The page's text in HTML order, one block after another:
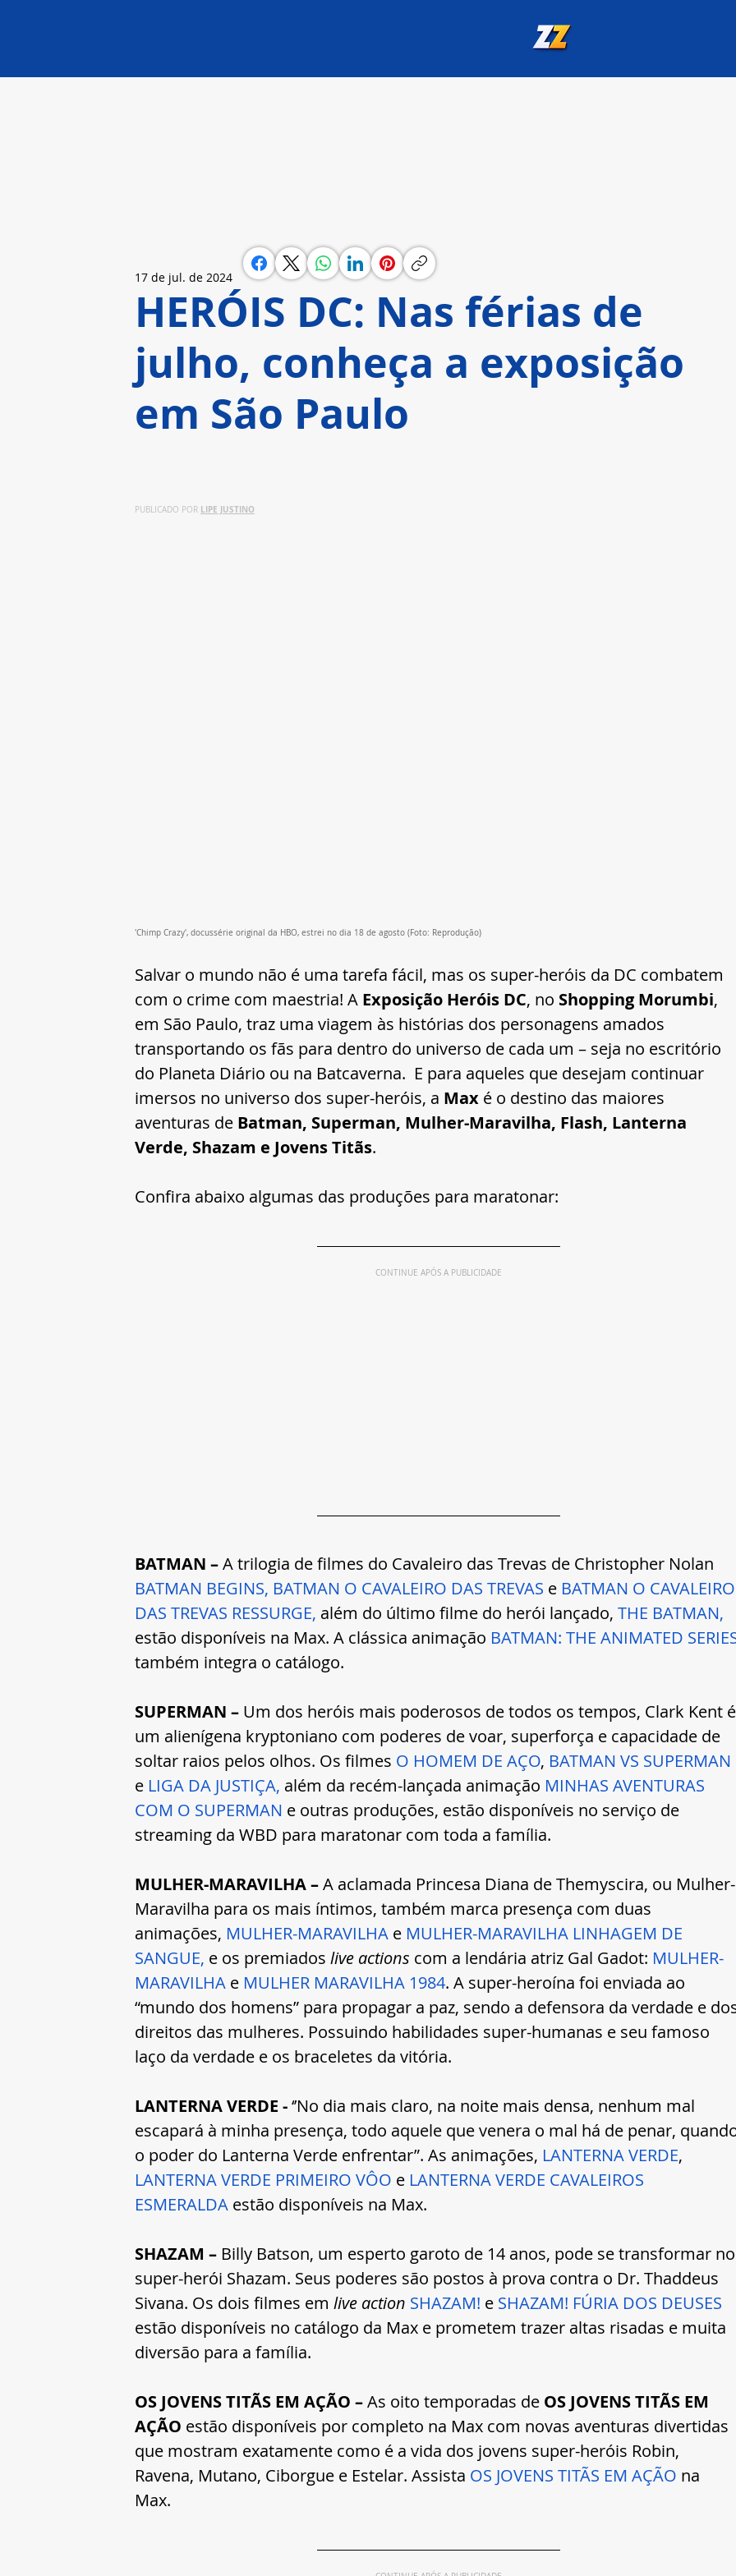
HERÓIS DC: Nas férias de
julho, conheça a exposição
em São Paulo
17 de jul. de 2024
PUBLICADO POR LIPE JUSTINO
'Chimp Crazy', docussérie original da HBO, estrei no dia 18 de agosto (Foto: Reprodução)
Salvar o mundo não é uma tarefa fácil, mas os super-heróis da DC combatem
com o crime com maestria! A Exposição Heróis DC, no Shopping Morumbi,
em São Paulo, traz uma viagem às histórias dos personagens amados
transportando os fãs para dentro do universo de cada um – seja no escritório
do Planeta Diário ou na Batcaverna.  E para aqueles que desejam continuar
imersos no universo dos super-heróis, a Max é o destino das maiores
aventuras de Batman, Superman, Mulher-Maravilha, Flash, Lanterna
Verde, Shazam e Jovens Titãs.
Confira abaixo algumas das produções para maratonar:
CONTINUE APÓS A PUBLICIDADE
BATMAN – A trilogia de filmes do Cavaleiro das Trevas de Christopher Nolan
BATMAN BEGINS, BATMAN O CAVALEIRO DAS TREVAS e BATMAN O
DAS TREVAS RESSURGE, além do último filme do herói lançado, THE BATMAN,
estão disponíveis na Max. A clássica animação BATMAN: THE ANIMATED
também integra o catálogo.
SUPERMAN – Um dos heróis mais poderosos de todos os tempos, Clark Kent
um alienígena kryptoniano com poderes de voar, superforça e capacidade de
soltar raios pelos olhos. Os filmes O HOMEM DE AÇO, BATMAN VS SUPERMAN
e LIGA DA JUSTIÇA, além da recém-lançada animação MINHAS AVENTURAS
COM O SUPERMAN e outras produções, estão disponíveis no serviço de
streaming da WBD para maratonar com toda a família.
MULHER-MARAVILHA – A aclamada Princesa Diana de Themyscira, ou Mulher-
Maravilha para os mais íntimos, também marca presença com duas
animações, MULHER-MARAVILHA e MULHER-MARAVILHA LINHAGEM DE
SANGUE, e os premiados live actions com a lendária atriz Gal Gadot: MULHER-
MARAVILHA e MULHER MARAVILHA 1984. A super-heroína foi enviada ao
“mundo dos homens” para propagar a paz, sendo a defensora da verdade e
direitos das mulheres. Possuindo habilidades super-humanas e seu famoso
laço da verdade e os braceletes da vitória.
LANTERNA VERDE - ‘’No dia mais claro, na noite mais densa, nenhum mal
escapará à minha presença, todo aquele que venera o mal há de penar,
o poder do Lanterna Verde enfrentar”. As animações, LANTERNA VERDE,
LANTERNA VERDE PRIMEIRO VÔO e LANTERNA VERDE CAVALEIROS
ESMERALDA estão disponíveis na Max.
SHAZAM – Billy Batson, um esperto garoto de 14 anos, pode se transformar
super-herói Shazam. Seus poderes são postos à prova contra o Dr. Thaddeus
Sivana. Os dois filmes em live action SHAZAM! e SHAZAM! FÚRIA DOS DEUSES
estão disponíveis no catálogo da Max e prometem trazer altas risadas e muita
diversão para a família.
OS JOVENS TITÃS EM AÇÃO – As oito temporadas de OS JOVENS TITÃS EM
AÇÃO estão disponíveis por completo na Max com novas aventuras divertidas
que mostram exatamente como é a vida dos jovens super-heróis Robin,
Ravena, Mutano, Ciborgue e Estelar. Assista OS JOVENS TITÃS EM AÇÃO na
Max.